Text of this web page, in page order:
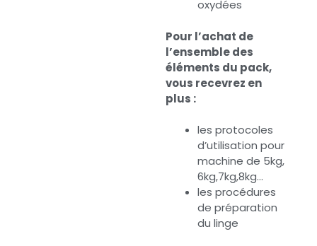
oxydées
Pour l’achat de
l’ensemble des
éléments du pack,
vous recevrez en
plus :
les protocoles
d’utilisation pour
machine de 5kg,
6kg,7kg,8kg…
les procédures
de préparation
du linge